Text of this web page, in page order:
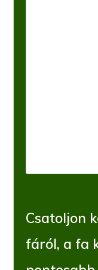
Csatoljon
fáról, a fa